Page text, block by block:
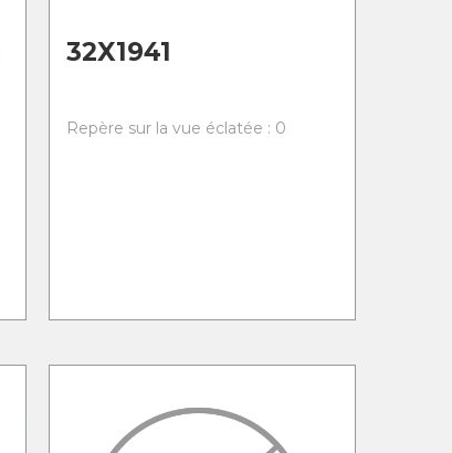
32X1941
Repère sur la vue éclatée : 0